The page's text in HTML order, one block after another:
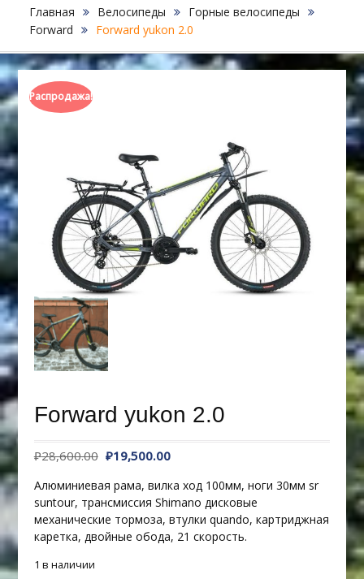
Главная Велосипеды
Горные велосипеды
Forward
Forward yukon 2.0
Распродажа!
Forward yukon 2.0
₽28,600.00 Первоначальная
составляла
₽28,600.00.
₽19,500.00
₽19,500.00.
Алюминиевая рама, вилка ход 100мм, ноги 30мм sr
suntour, трансмиссия Shimano дисковые
механические тормоза, втулки quando, картриджная
каретка, двойные обода, 21 скорость.
1 в наличии